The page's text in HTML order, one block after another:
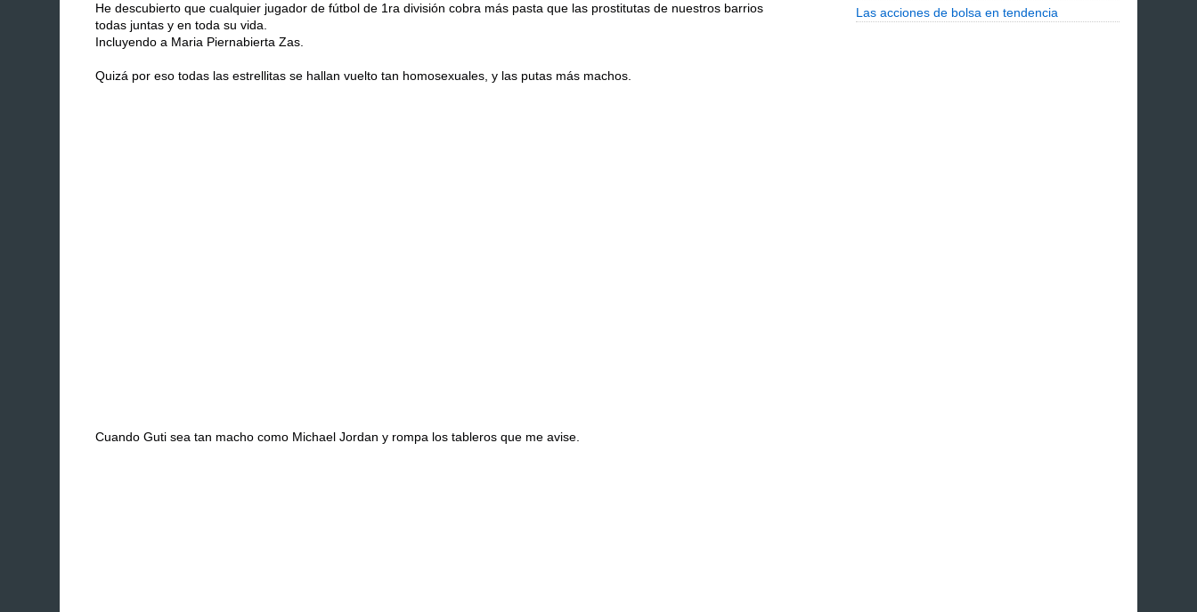
He descubierto que cualquier jugador de fútbol de 1ra división cobra más pasta que las prostitutas de nuestros barrios
todas juntas y en toda su vida.
Incluyendo a Maria Piernabierta Zas.
Quizá por eso todas las estrellitas se hallan vuelto tan homosexuales, y las putas más machos.
Cuando Guti sea tan macho como Michael Jordan y rompa los tableros que me avise.
Las acciones de bolsa en tendencia